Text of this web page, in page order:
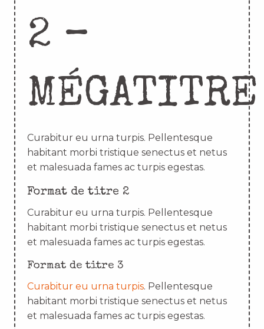
2 –
MÉGATITRE
Curabitur eu urna turpis. Pellentesque
habitant morbi tristique senectus et netus
et malesuada fames ac turpis egestas.
Format de titre 2
Curabitur eu urna turpis. Pellentesque
habitant morbi tristique senectus et netus
et malesuada fames ac turpis egestas.
Format de titre 3
Curabitur eu urna turpis. Pellentesque
habitant morbi tristique senectus et netus
et malesuada fames ac turpis egestas.